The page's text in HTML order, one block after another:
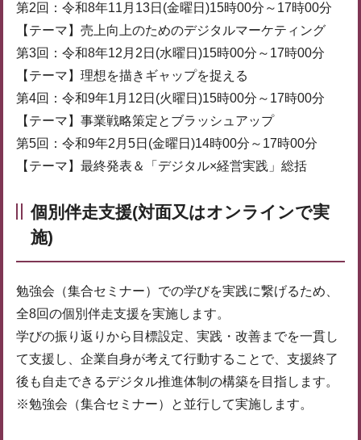
第2回：令和8年11月13日(金曜日)15時00分～17時00分
【テーマ】売上向上のためのデジタルマーケティング
第3回：令和8年12月2日(水曜日)15時00分～17時00分
【テーマ】理想を描きギャップを捉える
第4回：令和9年1月12日(火曜日)15時00分～17時00分
【テーマ】事業戦略策定とブラッシュアップ
第5回：令和9年2月5日(金曜日)14時00分～17時00分
【テーマ】最終発表＆「デジタル×経営実践」総括
個別伴走支援(対面又はオンラインで実
施)
勉強会（集合セミナー）での学びを実践に繋げるため、
全8回の個別伴走支援を実施します。
学びの振り返りから目標設定、実践・改善までを一貫し
て支援し、企業自身が考えて行動することで、支援終了
後も自走できるデジタル推進体制の構築を目指します。
※勉強会（集合セミナー）と並行して実施します。